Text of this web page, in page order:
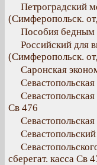
Петроградский
(Симферопольск.
Пособия бедным
Российский для
(Симферопольск.
Саронская
Св 476
сберегат. касса Св